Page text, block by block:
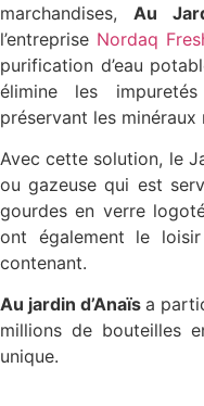
marchandises, Au
l’entreprise Nordaq
purification d’eau
élimine les
préservant les minéraux
Avec cette solution, le
ou gazeuse qui est
gourdes en verre
ont également le
contenant.
Au jardin d’Anaïsa
millions de bouteilles
unique.